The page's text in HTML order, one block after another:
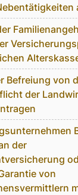
Befreiung von
der
der
von